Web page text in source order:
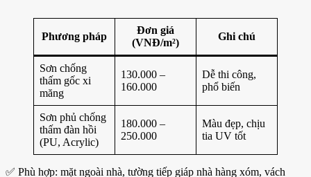
Phương pháp
Đơn giá
(VNĐ/m²)
Ghi chú
Sơn chống
thấm gốc xi
măng
130.000 –
160.000
Dễ thi công,
phổ biến
Sơn phủ chống
thấm đàn hồi
(PU, Acrylic)
180.000 –
250.000
Màu đẹp, chịu
tia UV tốt
✅ Phù hợp: mặt ngoài nhà, tường tiếp giáp nhà hàng xóm, vách